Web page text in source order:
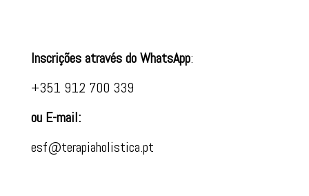
Inscrições através do WhatsApp:
+351 912 700 339
ou E-mail:
esf@terapiaholistica.pt